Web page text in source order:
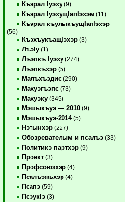
Къэрал Iуэху (9)
Къэрал IуэхущIапIэхэм (11)
Къэрал къулыкъущIапIэхэр
(56)
КъэхъукъащIэхэр (3)
ЛъэIу (1)
Лъэпкъ Iуэху (274)
Лъэпкъхэр (5)
Малъхъэдис (290)
Махуэгъэпс (73)
Махуэку (345)
Мэшыкъуэ — 2010 (9)
Мэшыкъуэ-2014(5)
Нэтынхэр (227)
Обозревателым и псалъэ (33)
Политикэ партхэр (9)
Проект (3)
Профсоюзхэр (4)
Псалъэжьхэр (4)
Псапэ (59)
ПсэукIэ (3)